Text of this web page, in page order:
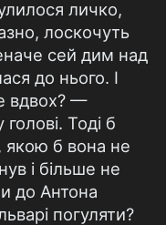
личко,
лоскочуть
сей дим над
до нього. І
вдвох? —
Тоді б
якою б вона не
і більше не
до Антона
погуляти?